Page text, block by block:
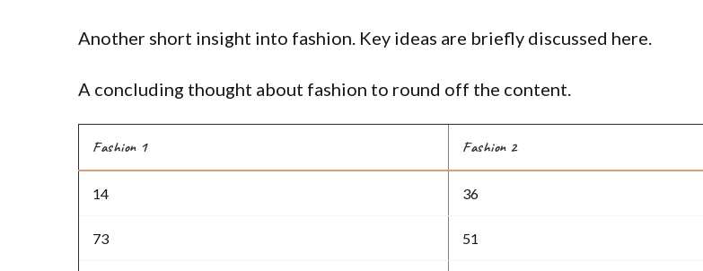
Another short insight into fashion. Key ideas are briefly discussed here.
A concluding thought about fashion to round off the content.
Fashion 1 Fashion 2
14 36
73 51